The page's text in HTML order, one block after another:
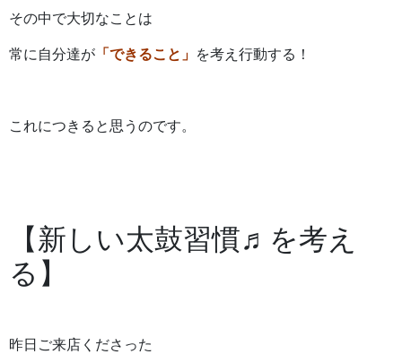
その中で大切なことは
常に自分達が 「できること」 を考え行動する！
これにつきると思うのです。
【新しい太鼓習慣♬を考え
る】
昨日ご来店くださった